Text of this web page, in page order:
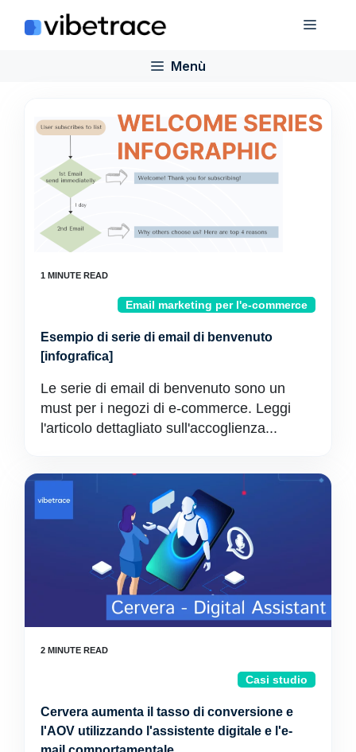
Menù
Menù
Email marketing per l'e-commerce
Esempio di serie di email di benvenuto
[infografica]
Le serie di email di benvenuto sono un
must per i negozi di e-commerce. Leggi
l'articolo dettagliato sull'accoglienza...
Casi studio
Cervera aumenta il tasso di conversione e
l'AOV utilizzando l'assistente digitale e l'e-